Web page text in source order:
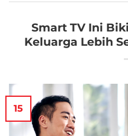
Smart TV Ini
Keluarga Lebih
15